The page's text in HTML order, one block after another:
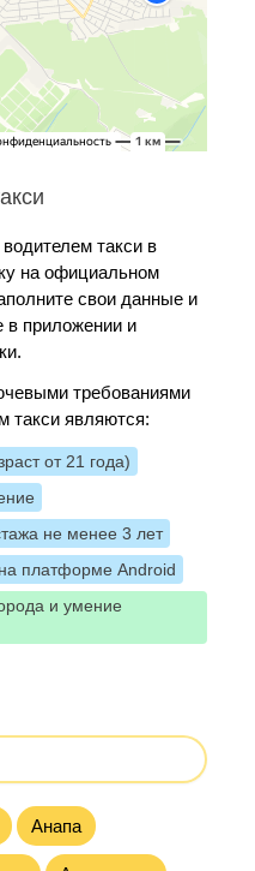
такси в
на официальном
свои данные и
приложении и
требованиями
такси являются:
от 21 года)
не менее 3 лет
платформе Android
и умение
Анапа